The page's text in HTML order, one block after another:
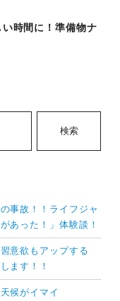
時間に！準備物ナ
検索
事故！！ライフジャ
あった！」体験談！
意欲もアップする
ます！！
候がイマイ